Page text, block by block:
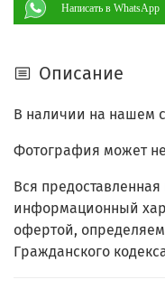
Написать в WhatsApp
Описание
В наличии на нашем
Фотография может
Вся
информационный
офертой,
Гражданского